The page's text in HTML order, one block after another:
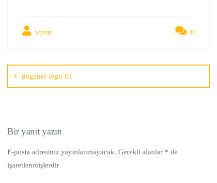
wpntr 0
doganer-logo-01
Bir yanıt yazın
E-posta adresiniz yayınlanmayacak. Gerekli alanlar * ile
işaretlenmişlerdir